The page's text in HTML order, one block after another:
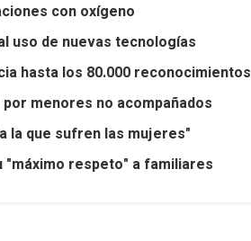
con oxígeno
uso de nuevas tecnologías
hasta los 80.000 reconocimientos
menores no acompañados
la que sufren las mujeres"
"máximo respeto" a familiares